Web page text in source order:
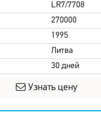
LR7/7708
270000
1995
Литва
30 дней
Узнать цену